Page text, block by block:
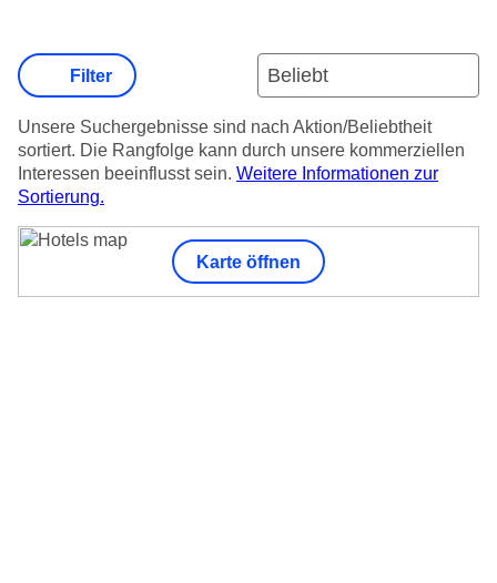
Unsere Suchergebnisse sind nach Aktion/Beliebtheit
sortiert. Die Rangfolge kann durch unsere kommerziellen
Interessen beeinflusst sein. Weitere Informationen zur
Sortierung.
Karte öffnen
Filter